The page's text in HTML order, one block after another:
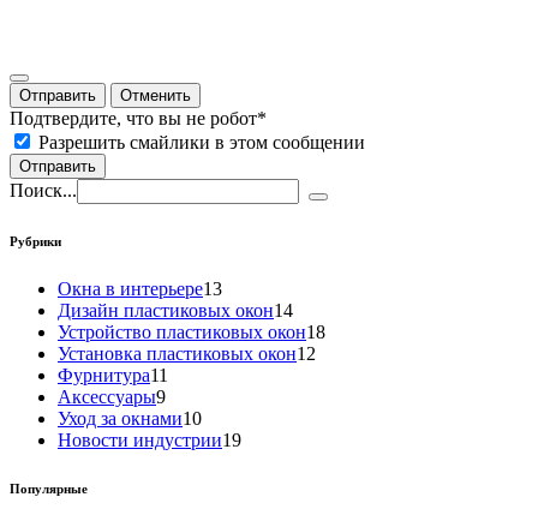
Отправить Отменить
Подтвердите, что вы не робот*
Разрешить смайлики в этом сообщении
Отправить
Поиск...
Рубрики
Окна в интерьере13
Дизайн пластиковых окон14
Устройство пластиковых окон18
Установка пластиковых окон12
Фурнитура11
Аксессуары9
Уход за окнами10
Новости индустрии19
Популярные